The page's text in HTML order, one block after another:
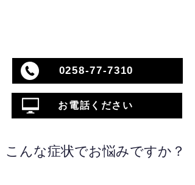
0258-77-7310
お電話ください
こんな症状でお悩みですか？